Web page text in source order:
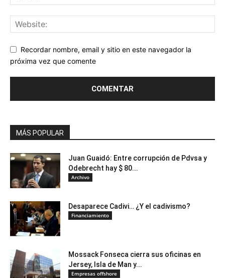
Recordar nombre, email y sitio en este navegador la
próxima vez que comente
MÁS POPULAR
Juan Guaidó: Entre corrupción de Pdvsa y
Odebrecht hay $ 80...
Archivo
Desaparece Cadivi… ¿Y el cadivismo?
Financiamiento
Mossack Fonseca cierra sus oficinas en
Jersey, Isla de Man y...
Empresas offshore